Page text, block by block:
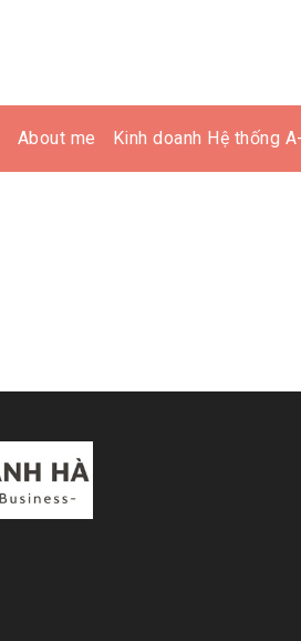
About me Kinh doanh Hệ thống